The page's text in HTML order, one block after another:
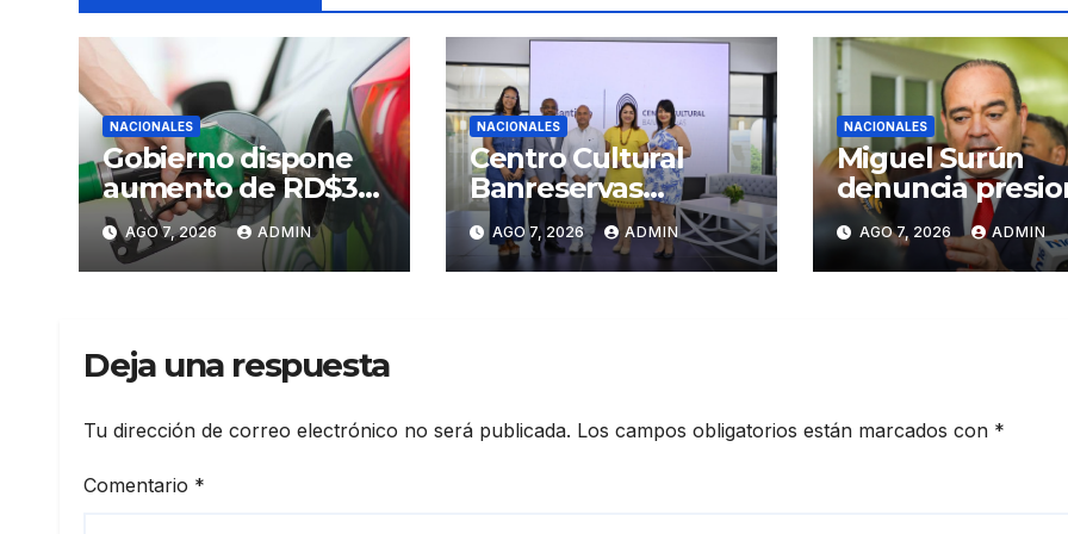
NACIONALES
Gobierno dispone
aumento de RD$3
pesos a gasolinas
premium y regular
AGO 7, 2026 ADMIN
NACIONALES
Centro Cultural
Banreservas
Santiago inaugura
Primer Congreso de
Artesanos de
AGO 7, 2026 ADMIN
NACIONALES
Miguel Surún
denuncia
sobre jueces de
Suprema Corte
Justicia
AGO 7, 2026 ADMIN
Deja una respuesta
Tu dirección de correo electrónico no será publicada. Los campos obligatorios están marcados con *
Comentario *